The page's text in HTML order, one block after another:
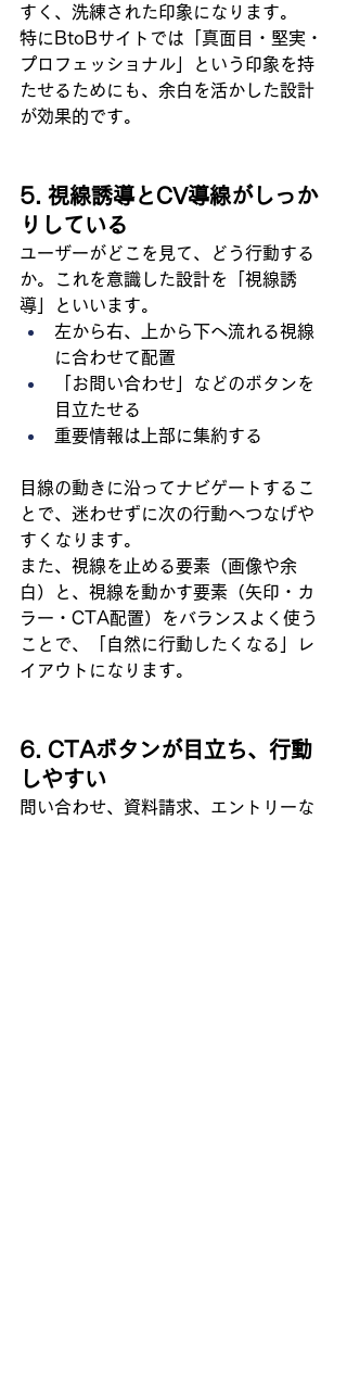
すく、洗練された印象になります。
特にBtoBサイトでは「真面目・堅実・
プロフェッショナル」という印象を持
たせるためにも、余白を活かした設計
が効果的です。
5. 視線誘導とCV導線がしっか
りしている
ユーザーがどこを見て、どう行動する
か。これを意識した設計を「視線誘
導」といいます。
左から右、上から下へ流れる視線
に合わせて配置
「お問い合わせ」などのボタンを
目立たせる
重要情報は上部に集約する
目線の動きに沿ってナビゲートするこ
とで、迷わせずに次の行動へつなげや
すくなります。
また、視線を止める要素（画像や余
白）と、視線を動かす要素（矢印・カ
ラー・CTA配置）をバランスよく使う
ことで、「自然に行動したくなる」レ
イアウトになります。
6. CTAボタンが目立ち、行動
しやすい
問い合わせ、資料請求、エントリーな